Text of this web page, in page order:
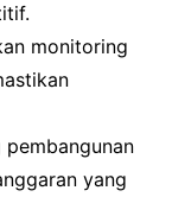
monitoring
pembangunan
yang